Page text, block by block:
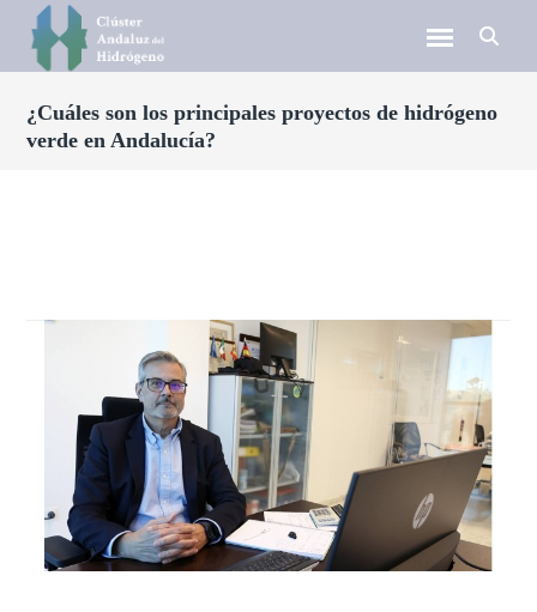
¿Cuáles son los principales proyectos de hidrógeno
verde en Andalucía?